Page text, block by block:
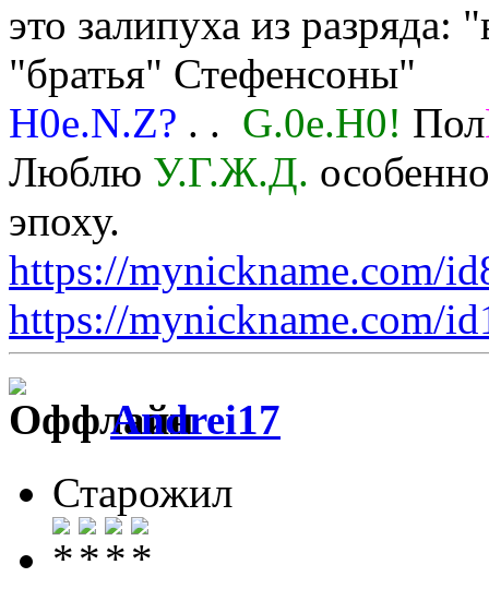
это залипуха из разряда:
"братья" Стефенсоны"
H0e.N.Z? . . G.0e.H0! Пол
Люблю У.Г.Ж.Д.
эпоху.
https://mynickname.com/
https://mynickname.com/
Andrei17
Старожил